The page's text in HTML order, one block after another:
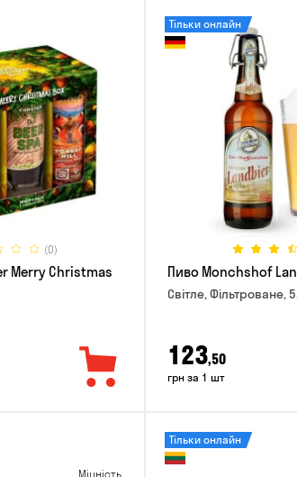
(0)
Merry Christmas
Тільки онлайн
Пиво Monchshof
Світле, Фільтроване,
123,50
грн за 1 шт
Міцність
Тільки онлайн